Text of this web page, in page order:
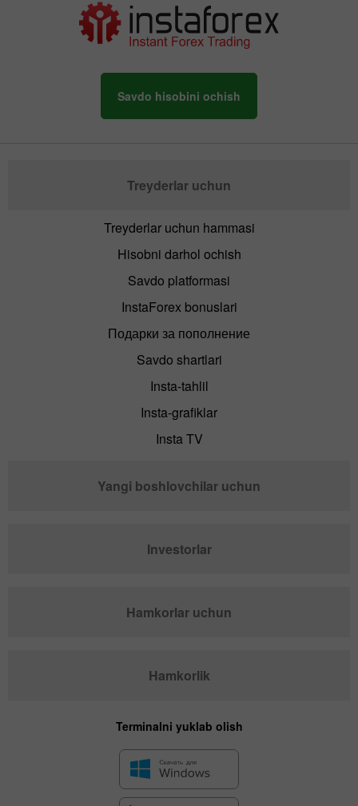
Savdo hisobini ochish
Treyderlar uchun
Treyderlar uchun hammasi
Hisobni darhol ochish
Savdo platformasi
InstaForex bonuslari
Подарки за пополнение
Savdo shartlari
Insta-tahlil
Insta-grafiklar
Insta TV
Yangi boshlovchilar uchun
Investorlar
Hamkorlar uchun
Hamkorlik
Terminalni yuklab olish